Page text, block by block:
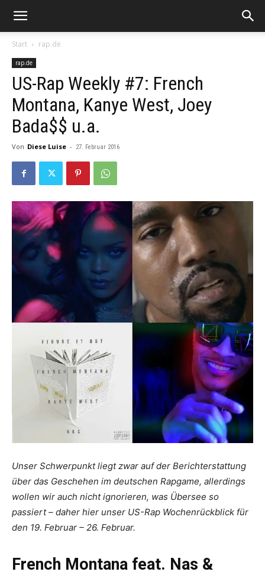
Start rap.de
rap.de
US-Rap Weekly #7: French
Montana, Kanye West, Joey
Bada$$ u.a.
Von Diese Luise - 27. Februar 2016
Unser Schwerpunkt liegt zwar auf der Berichterstattung
über das Geschehen im deutschen Rapgame, allerdings
wollen wir auch nicht ignorieren, was Übersee so
passiert – daher hier unser US-Rap Wochenrückblick für
den 19. Februar – 26. Februar.
French Montana feat. Nas &